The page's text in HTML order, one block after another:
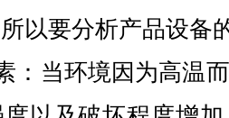
以要分析产品设备
当环境因为高温